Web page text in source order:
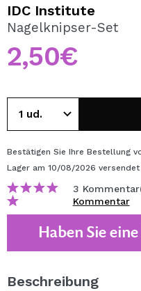
REGISTRIEREN
Durch die Erstellung
können Sie Ihre Einkäufe
IDC Institute
Nagelknipser-Set
2,50€
Bestätigen Sie Ihre Bestellung
Lager am 10/08/2026
3
Kommentar
Haben Sie eine
Beschreibung